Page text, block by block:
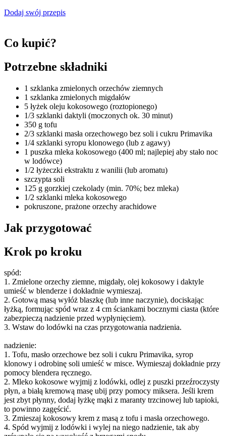
Dodaj swój przepis
Co kupić?
Potrzebne składniki
1 szklanka zmielonych orzechów ziemnych
1 szklanka zmielonych migdałów
5 łyżek oleju kokosowego (roztopionego)
1/3 szklanki daktyli (moczonych ok. 30 minut)
350 g tofu
2/3 szklanki masła orzechowego bez soli i cukru Primavika
1/4 szklanki syropu klonowego (lub z agawy)
1 puszka mleka kokosowego (400 ml; najlepiej aby stało noc
w lodówce)
1/2 łyżeczki ekstraktu z wanilii (lub aromatu)
szczypta soli
125 g gorzkiej czekolady (min. 70%; bez mleka)
1/2 szklanki mleka kokosowego
pokruszone, prażone orzechy arachidowe
Jak przygotować
Krok po kroku
spód:
1. Zmielone orzechy ziemne, migdały, olej kokosowy i daktyle
umieść w blenderze i dokładnie wymieszaj.
2. Gotową masą wyłóż blaszkę (lub inne naczynie), dociskając
łyżką, formując spód wraz z 4 cm ściankami bocznymi ciasta (które
zabezpieczą nadzienie przed wypłynięciem).
3. Wstaw do lodówki na czas przygotowania nadzienia.
nadzienie:
1. Tofu, masło orzechowe bez soli i cukru Primavika, syrop
klonowy i odrobinę soli umieść w misce. Wymieszaj dokładnie przy
pomocy blendera ręcznego.
2. Mleko kokosowe wyjmij z lodówki, odlej z puszki przeźroczysty
płyn, a białą kremową masę ubij przy pomocy miksera. Jeśli krem
jest zbyt płynny, dodaj łyżkę mąki z maranty trzcinowej lub tapioki,
to powinno zagęścić.
3. Zmieszaj kokosowy krem z masą z tofu i masła orzechowego.
4. Spód wyjmij z lodówki i wylej na niego nadzienie, tak aby